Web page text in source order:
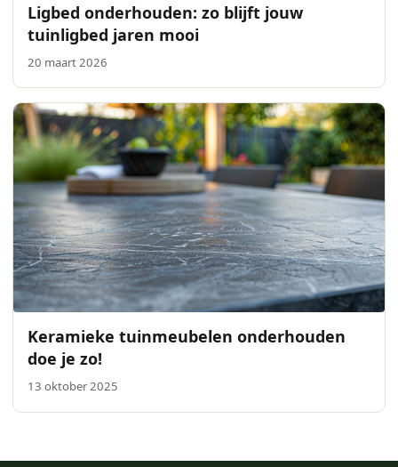
Ligbed onderhouden: zo blijft jouw
tuinligbed jaren mooi
20 maart 2026
Keramieke tuinmeubelen onderhouden
doe je zo!
13 oktober 2025